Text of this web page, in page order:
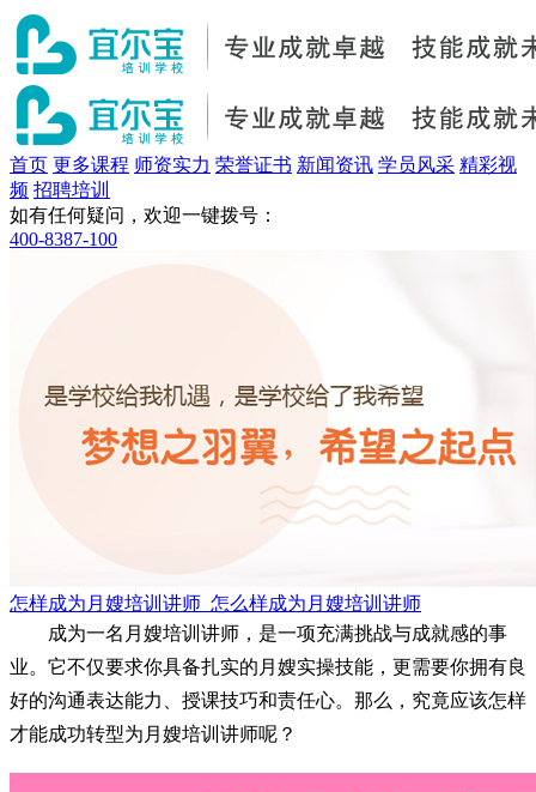
首页 更多课程 师资实力 荣誉证书 新闻资讯 学员风采 精彩视
频 招聘培训
如有任何疑问，欢迎一键拨号：
400-8387-100
怎样成为月嫂培训讲师_怎么样成为月嫂培训讲师
成为一名月嫂培训讲师，是一项充满挑战与成就感的事
业。它不仅要求你具备扎实的月嫂实操技能，更需要你拥有良
好的沟通表达能力、授课技巧和责任心。那么，究竟应该怎样
才能成功转型为月嫂培训讲师呢？